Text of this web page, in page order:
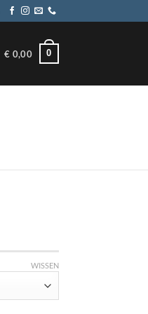
€ 0,00 0
WISSEN